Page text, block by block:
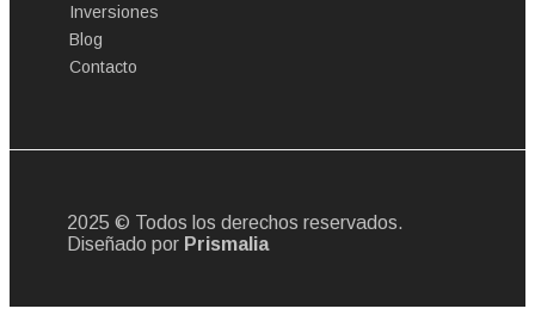
Inversiones
Blog
Contacto
2025 © Todos los derechos reservados.
Diseñado por Prismalia